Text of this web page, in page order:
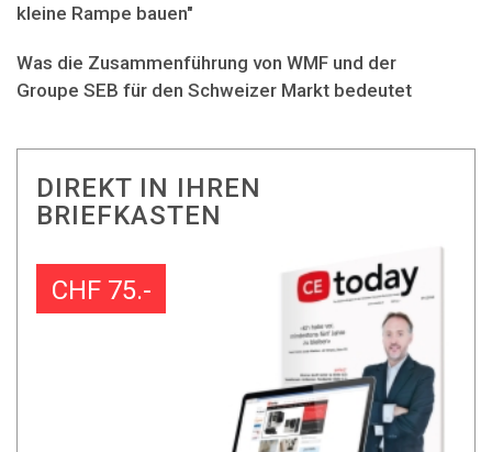
kleine Rampe bauen"
Was die Zusammenführung von WMF und der
Groupe SEB für den Schweizer Markt bedeutet
DIREKT IN IHREN
BRIEFKASTEN
CHF 75.-